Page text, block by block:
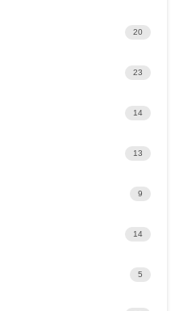
20
23
14
13
9
14
5